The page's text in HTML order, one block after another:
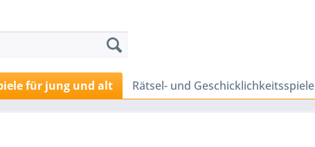
für jung und alt Rätsel- und Geschicklichkeitsspiele